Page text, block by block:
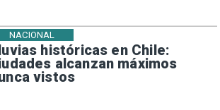
históricas en Chile:
alcanzan máximos
vistos
NACIONAL